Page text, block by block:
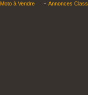
Moto à Vendre
Annonces